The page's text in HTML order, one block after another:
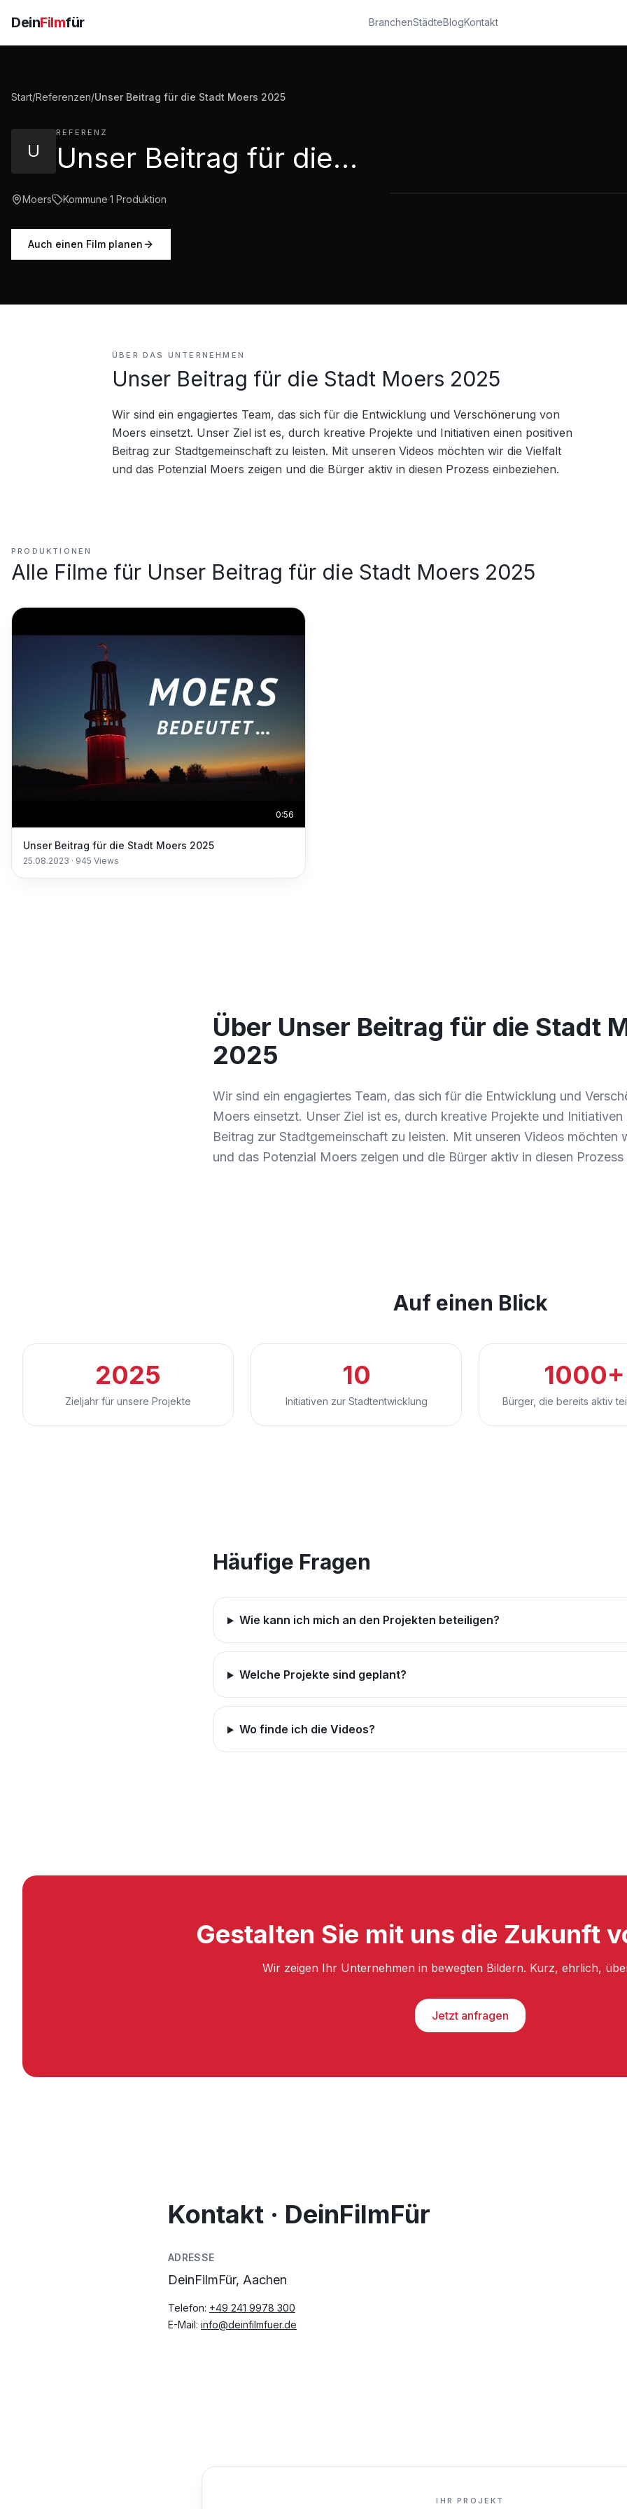
DeinFilmfür BranchenStädteBlogKontakt
Start/Referenzen/Unser Beitrag für die Stadt Moers 2025
U
REFERENZ
Unser Beitrag für die Stadt Moers 2025
Moers Kommune·1 Produktion
Auch einen Film planen
ÜBER DAS UNTERNEHMEN
Unser Beitrag für die Stadt Moers 2025
Wir sind ein engagiertes Team, das sich für die Entwicklung und Verschönerung von
Moers einsetzt. Unser Ziel ist es, durch kreative Projekte und Initiativen einen positiven
Beitrag zur Stadtgemeinschaft zu leisten. Mit unseren Videos möchten wir die Vielfalt
und das Potenzial Moers zeigen und die Bürger aktiv in diesen Prozess einbeziehen.
PRODUKTIONEN
Alle Filme für Unser Beitrag für die Stadt Moers 2025
0:56
Unser Beitrag für die Stadt Moers 2025
25.08.2023 · 945 Views
Über Unser Beitrag für die Stadt
2025
Wir sind ein engagiertes Team, das sich für die Entwicklung und
Moers einsetzt. Unser Ziel ist es, durch kreative Projekte und Initiativen
Beitrag zur Stadtgemeinschaft zu leisten. Mit unseren Videos möchten
und das Potenzial Moers zeigen und die Bürger aktiv in diesen Prozess
Auf einen Blick
2025
Zieljahr für unsere Projekte
10
Initiativen zur Stadtentwicklung
1000+
Bürger, die bereits aktiv
Häufige Fragen
Wie kann ich mich an den Projekten beteiligen?
Welche Projekte sind geplant?
Wo finde ich die Videos?
Gestalten Sie mit uns die Zukunft
Wir zeigen Ihr Unternehmen in bewegten Bildern. Kurz, ehrlich,
Jetzt anfragen
Kontakt · DeinFilmFür
ADRESSE
DeinFilmFür, Aachen
Telefon: +49 241 9978 300
E-Mail: info@deinfilmfuer.de
IHR PROJEKT